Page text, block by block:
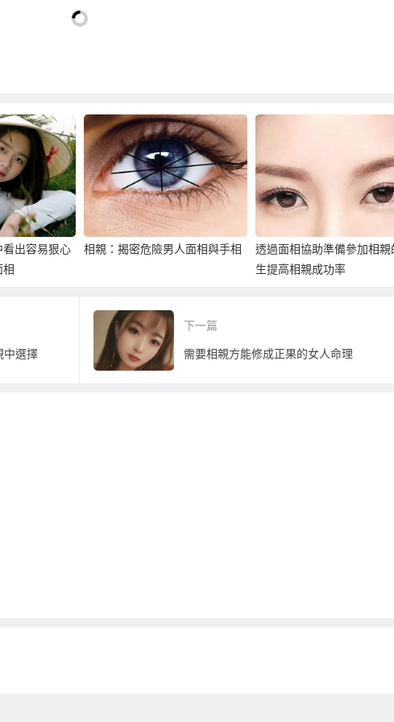
出容易狠心
相親：揭密危險男人面相與手相
透過面相協助準備參加相親
生提高相親成功率
中選擇
下一篇
需要相親方能修成正果的女人命理